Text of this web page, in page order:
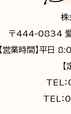
株
〒444-0834 愛
【営業時間】平
TEL
TEL